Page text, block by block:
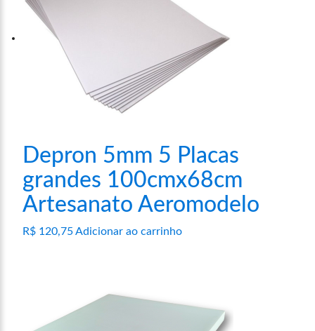
Depron 5mm 5 Placas
grandes 100cmx68cm
Artesanato Aeromodelo
R$ 120,75Adicionar ao carrinho